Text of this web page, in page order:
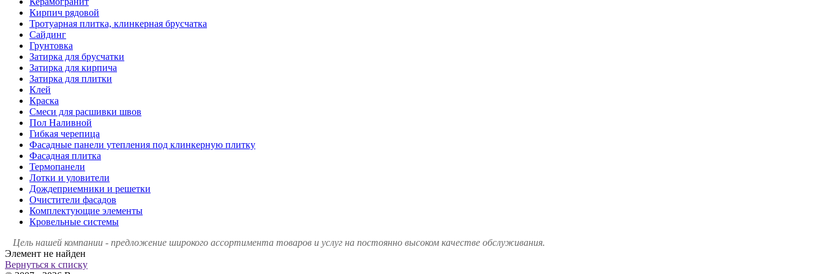
Кирпич рядовой
Тротуарная плитка, клинкерная брусчатка
Сайдинг
Грунтовка
Затирка для брусчатки
Затирка для кирпича
Затирка для плитки
Клей
Краска
Смеси для расшивки швов
Пол Наливной
Гибкая черепица
Фасадные панели утепления под клинкерную плитку
Фасадная плитка
Термопанели
Лотки и уловители
Дождеприемники и решетки
Очистители фасадов
Комплектующие элементы
Кровельные системы
Цель нашей компании - предложение широкого ассортимента товаров и услуг на постоянно высоком качестве обслуживания.
Элемент не найден
Вернуться к списку